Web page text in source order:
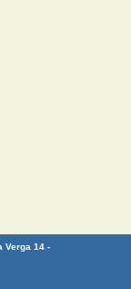
Verga 14 -